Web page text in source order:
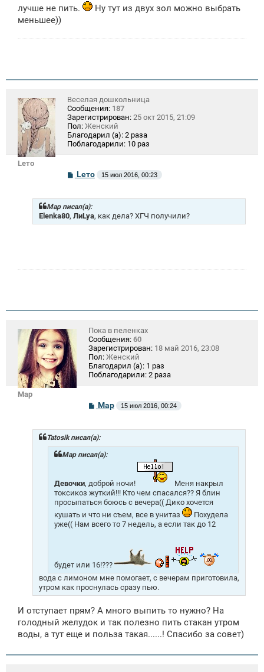
лучше не пить.
Ну тут из двух зол можно выбрать
меньшее))
Lето
Веселая дошкольница
Сообщения: 187
Зарегистрирован: 25 окт 2015, 21:09
Пол: Женский
Благодарил (а): 2 раза
Поблагодарили: 10 раз
С
о
б
щ
е
н
Lето 15 июл 2016, 00:23
Mар писал(а):
Elenka80, ЛиLya, как дела? ХГЧ получили?
Mар
Пока в пеленках
Сообщения: 60
Зарегистрирован: 18 май 2016, 23:08
Пол: Женский
Благодарил (а): 1 раз
Поблагодарили: 2 раза
С
о
б
щ
е
н
и
Mар 15 июл 2016, 00:24
Tatosik писал(а):
Mар писал(а):
Девочки, доброй ночи!
Меня накрыл
токсикоз жуткий!!! Кто чем спасался?? Я блин
просыпаться боюсь с вечера(( Дико хочется
кушать и что ни съем, все в унитаз
Похудела
уже(( Нам всего то 7 недель, а если так до 12
будет или 16!???
вода с лимоном мне помогает, с вечерам приготовила,
утром как проснулась сразу пью.
И отступает прям? А много выпить то нужно? На
голодный желудок и так полезно пить стакан утром
воды, а тут еще и польза такая......! Спасибо за совет)